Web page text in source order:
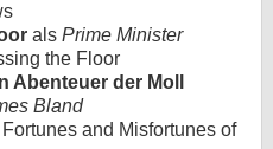
als Prime Minister
the Floor
Abenteuer der Moll
Bland
and Misfortunes of